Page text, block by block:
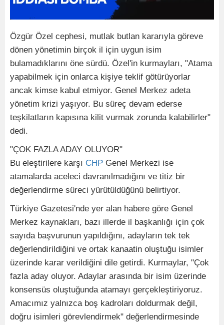
Özgür Özel cephesi, mutlak butlan kararıyla göreve
dönen yönetimin birçok il için uygun isim
bulamadıklarını öne sürdü. Özel'in kurmayları, "Atama
yapabilmek için onlarca kişiye teklif götürüyorlar
ancak kimse kabul etmiyor. Genel Merkez adeta
yönetim krizi yaşıyor. Bu süreç devam ederse
teşkilatların kapısına kilit vurmak zorunda kalabilirler"
dedi.
"ÇOK FAZLA ADAY OLUYOR"
Bu eleştirilere karşı CHP Genel Merkezi ise
atamalarda aceleci davranılmadığını ve titiz bir
değerlendirme süreci yürütüldüğünü belirtiyor.
Türkiye Gazetesi'nde yer alan habere göre Genel
Merkez kaynakları, bazı illerde il başkanlığı için çok
sayıda başvurunun yapıldığını, adayların tek tek
değerlendirildiğini ve ortak kanaatin oluştuğu isimler
üzerinde karar verildiğini dile getirdi. Kurmaylar, "Çok
fazla aday oluyor. Adaylar arasında bir isim üzerinde
konsensüs oluştuğunda atamayı gerçekleştiriyoruz.
Amacımız yalnızca boş kadroları doldurmak değil,
doğru isimleri görevlendirmek" değerlendirmesinde